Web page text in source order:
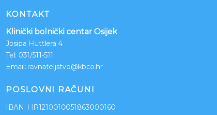
KONTAKT
Klinički bolnički centar Osijek
Josipa Huttlera 4
Tel: 031/511-511
Email: ravnateljstvo@kbco.hr
POSLOVNI RAČUNI
IBAN: HR1210010051863000160